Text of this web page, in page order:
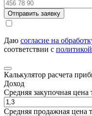
Отправить заявку
Даю согласие на
соответствии с
Калькулятор расчета
Доход
Средняя закупочная цена
Средняя продажная цена